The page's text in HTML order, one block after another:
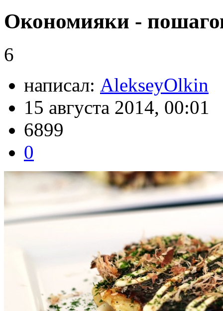
Окономияки -
6
написал: AlekseyOlkin
15 августа 2014, 00:01
6899
0